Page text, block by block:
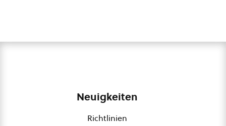
Neuigkeiten
Richtlinien